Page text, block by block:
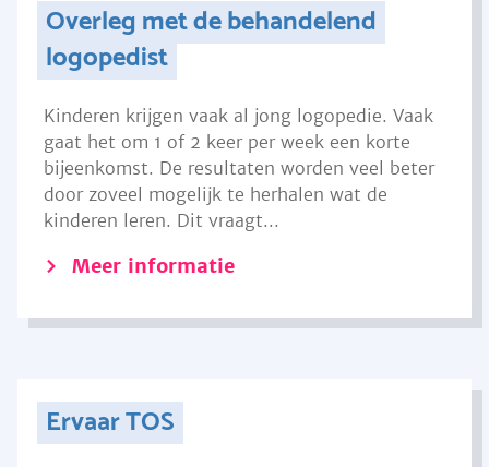
Overleg met de behandelend
logopedist
Kinderen krijgen vaak al jong logopedie. Vaak
gaat het om 1 of 2 keer per week een korte
bijeenkomst. De resultaten worden veel beter
door zoveel mogelijk te herhalen wat de
kinderen leren. Dit vraagt...
Meer informatie
Ervaar TOS